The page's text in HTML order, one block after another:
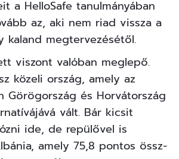
a HelloSafe tanulmányában
az, aki nem riad vissza a
kaland megtervezésétől.
viszont valóban meglepő.
közeli ország, amely az
Görögország és Horvátország
vált. Bár kicsit
ide, de repülővel is
amely 75,8 pontos össz­